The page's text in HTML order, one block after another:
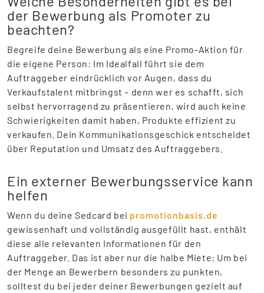
der Bewerbung als Promoter zu
beachten?
Begreife deine Bewerbung als eine Promo-Aktion für
die eigene Person: Im Idealfall führt sie dem
Auftraggeber eindrücklich vor Augen, dass du
Verkaufstalent mitbringst – denn wer es schafft, sich
selbst hervorragend zu präsentieren, wird auch keine
Schwierigkeiten damit haben, Produkte effizient zu
verkaufen. Dein Kommunikationsgeschick entscheidet
über Reputation und Umsatz des Auftraggebers.
Ein externer Bewerbungsservice kann
helfen
Wenn du deine Sedcard bei promotionbasis.de
gewissenhaft und vollständig ausgefüllt hast, enthält
diese alle relevanten Informationen für den
Auftraggeber. Das ist aber nur die halbe Miete: Um bei
der Menge an Bewerbern besonders zu punkten,
solltest du bei jeder deiner Bewerbungen gezielt auf